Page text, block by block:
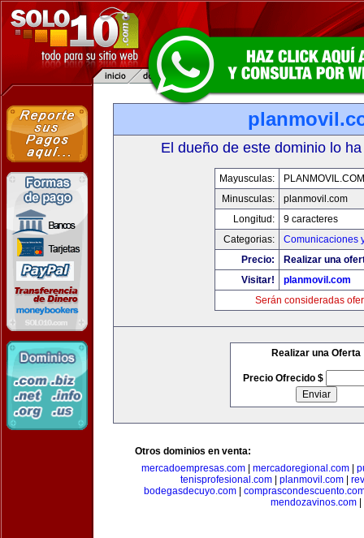
El dueño de este dominio lo
Mayusculas:
PLANMOVIL.COM
Minusculas:
planmovil.com
Longitud:
9 caracteres
Categorias:
Comunicaciones
Precio:
Realizar una
Visitar!
planmovil.com
Serán consideradas
Realizar una Oferta
Precio Ofrecido $
Otros dominios en venta:
mercadoempresas.com| mercadoregional.com|
tenisprofesional.com
planmovil.com
bodegasdecuyo.com
mendozavinos.com